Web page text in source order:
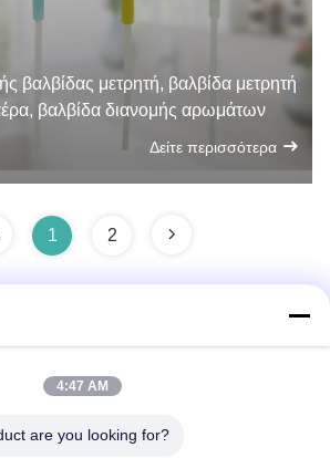
βαλβίδας μετρητή, βαλβίδα μετρητή
βαλβίδα διανομής αρωμάτων
Δείτε περισσότερα
1 2
100, ζώνη οικονομικής και τεχνολογικής
4:47 AM
are you looking for?